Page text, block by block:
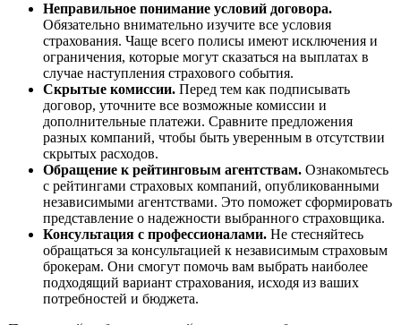
Неправильное понимание условий договора.
Обязательно внимательно изучите все условия
страхования. Чаще всего полисы имеют исключения и
ограничения, которые могут сказаться на выплатах в
случае наступления страхового события.
Скрытые комиссии. Перед тем как подписывать
договор, уточните все возможные комиссии и
дополнительные платежи. Сравните предложения
разных компаний, чтобы быть уверенным в отсутствии
скрытых расходов.
Обращение к рейтинговым агентствам. Ознакомьтесь
с рейтингами страховых компаний, опубликованными
независимыми агентствами. Это поможет сформировать
представление о надежности выбранного страховщика.
Консультация с профессионалами. Не стесняйтесь
обращаться за консультацией к независимым страховым
брокерам. Они смогут помочь вам выбрать наиболее
подходящий вариант страхования, исходя из ваших
потребностей и бюджета.